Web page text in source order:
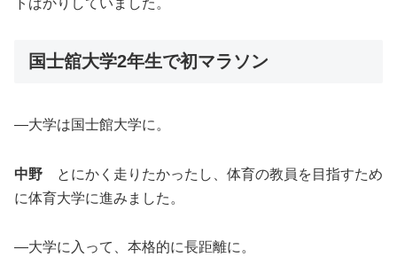
国士舘大学2年生で初マラソン
―大学は国士館大学に。
中野 とにかく走りたかったし、体育の教員を目指すため
に体育大学に進みました。
―大学に入って、本格的に長距離に。